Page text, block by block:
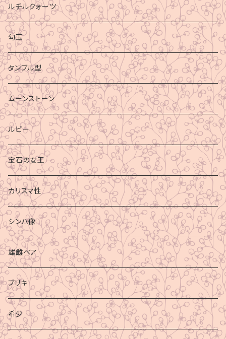
ルチルクォーツ
勾玉
タンブル型
ムーンストーン
ルビー
宝石の女王
カリスマ性
シンハ像
雄雌ペア
ブリキ
希少